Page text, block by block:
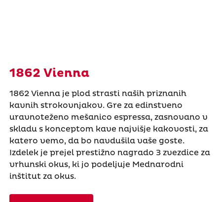
1862 Vienna
1862 Vienna je plod strasti naših priznanih
kavnih strokovnjakov. Gre za edinstveno
uravnoteženo mešanico espressa, zasnovano v
skladu s konceptom kave najvišje kakovosti, za
katero vemo, da bo navdušila vaše goste.
Izdelek je prejel prestižno nagrado 3 zvezdice za
vrhunski okus, ki jo podeljuje Mednarodni
inštitut za okus.